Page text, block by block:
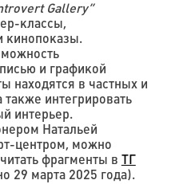
Gallery”
классы,
кинопоказы.
и графикой
находятся в частных и
интегрировать
интерьер.
Натальей
центром, можно
фрагменты в ТГ
29 марта 2025 года).